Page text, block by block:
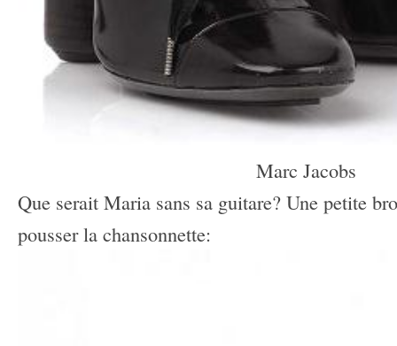
Marc Jacobs
Que serait Maria sans sa guitare? Une petite
pousser la chansonnette: